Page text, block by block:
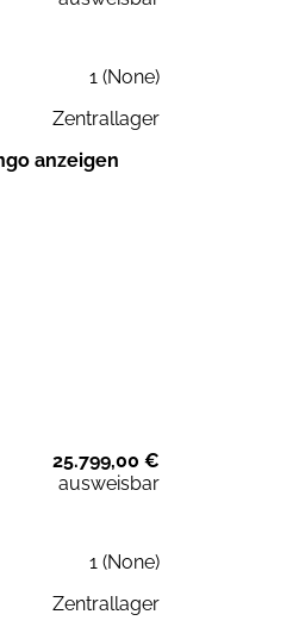
1 (None)
Zentrallager
anzeigen
25.799,00 €
ausweisbar
1 (None)
Zentrallager